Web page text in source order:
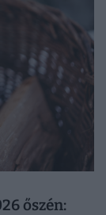
őszén: